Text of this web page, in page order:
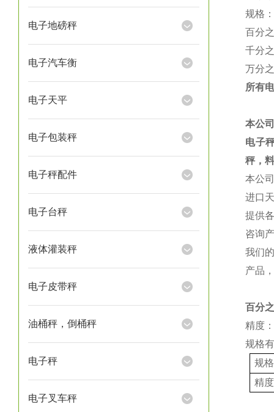
电子地磅秤
电子汽车衡
电子天平
电子包装秤
电子秤配件
电子台秤
液体灌装秤
电子皮带秤
油桶秤，倒桶秤
电子秤
电子叉车秤
规格
百分
千分
万分
所有
本公
电子
秤，
本公
进口
提供
咨询
我们
产品
百分
精度
规格
规格
精度